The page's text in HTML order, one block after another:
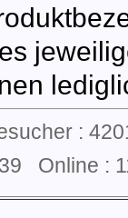
:
39 Online